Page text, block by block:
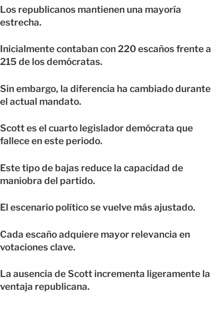
Los republicanos mantienen una mayoría
estrecha.
Inicialmente contaban con 220 escaños frente a
215 de los demócratas.
Sin embargo, la diferencia ha cambiado durante
el actual mandato.
Scott es el cuarto legislador demócrata que
fallece en este periodo.
Este tipo de bajas reduce la capacidad de
maniobra del partido.
El escenario político se vuelve más ajustado.
Cada escaño adquiere mayor relevancia en
votaciones clave.
La ausencia de Scott incrementa ligeramente la
ventaja republicana.